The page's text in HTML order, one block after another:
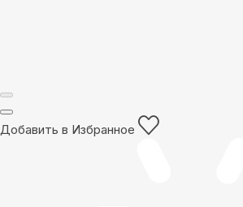
Добавить в Избранное